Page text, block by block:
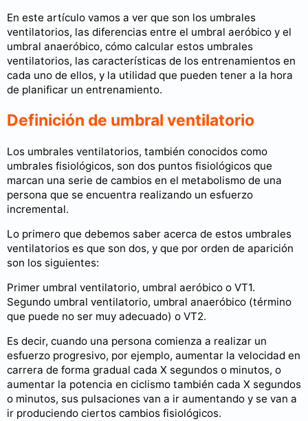
En este artículo vamos a ver que son los umbrales
ventilatorios, las diferencias entre el umbral aeróbico y el
umbral anaeróbico, cómo calcular estos umbrales
ventilatorios, las características de los entrenamientos en
cada uno de ellos, y la utilidad que pueden tener a la hora
de planificar un entrenamiento.
Definición de umbral ventilatorio
Los umbrales ventilatorios, también conocidos como
umbrales fisiológicos, son dos puntos fisiológicos que
marcan una serie de cambios en el metabolismo de una
persona que se encuentra realizando un esfuerzo
incremental.
Lo primero que debemos saber acerca de estos umbrales
ventilatorios es que son dos, y que por orden de aparición
son los siguientes:
Primer umbral ventilatorio, umbral aeróbico o VT1.
Segundo umbral ventilatorio, umbral anaeróbico (término
que puede no ser muy adecuado) o VT2.
Es decir, cuando una persona comienza a realizar un
esfuerzo progresivo, por ejemplo, aumentar la velocidad en
carrera de forma gradual cada X segundos o minutos, o
aumentar la potencia en ciclismo también cada X segundos
o minutos, sus pulsaciones van a ir aumentando y se van a
ir produciendo ciertos cambios fisiológicos.